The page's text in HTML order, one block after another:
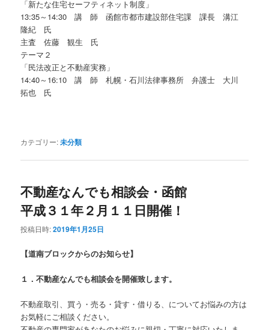
「新たな住宅セーフティネット制度」
13:35～14:30 講 師 函館市都市建設部住宅課 課長 溝江
隆紀 氏
主査 佐藤 観生 氏
テーマ２
「民法改正と不動産実務」
14:40～16:10 講 師 札幌・石川法律事務所 弁護士 大川
拓也 氏
カテゴリー:未分類
不動産なんでも相談会・函館
平成３１年２月１１日開催！
投稿日時:2019年1月25日
【道南ブロックからのお知らせ】
１．不動産なんでも相談会を開催致します。
不動産取引、買う・売る・貸す・借りる、についてお悩みの方は
お気軽にご相談ください。